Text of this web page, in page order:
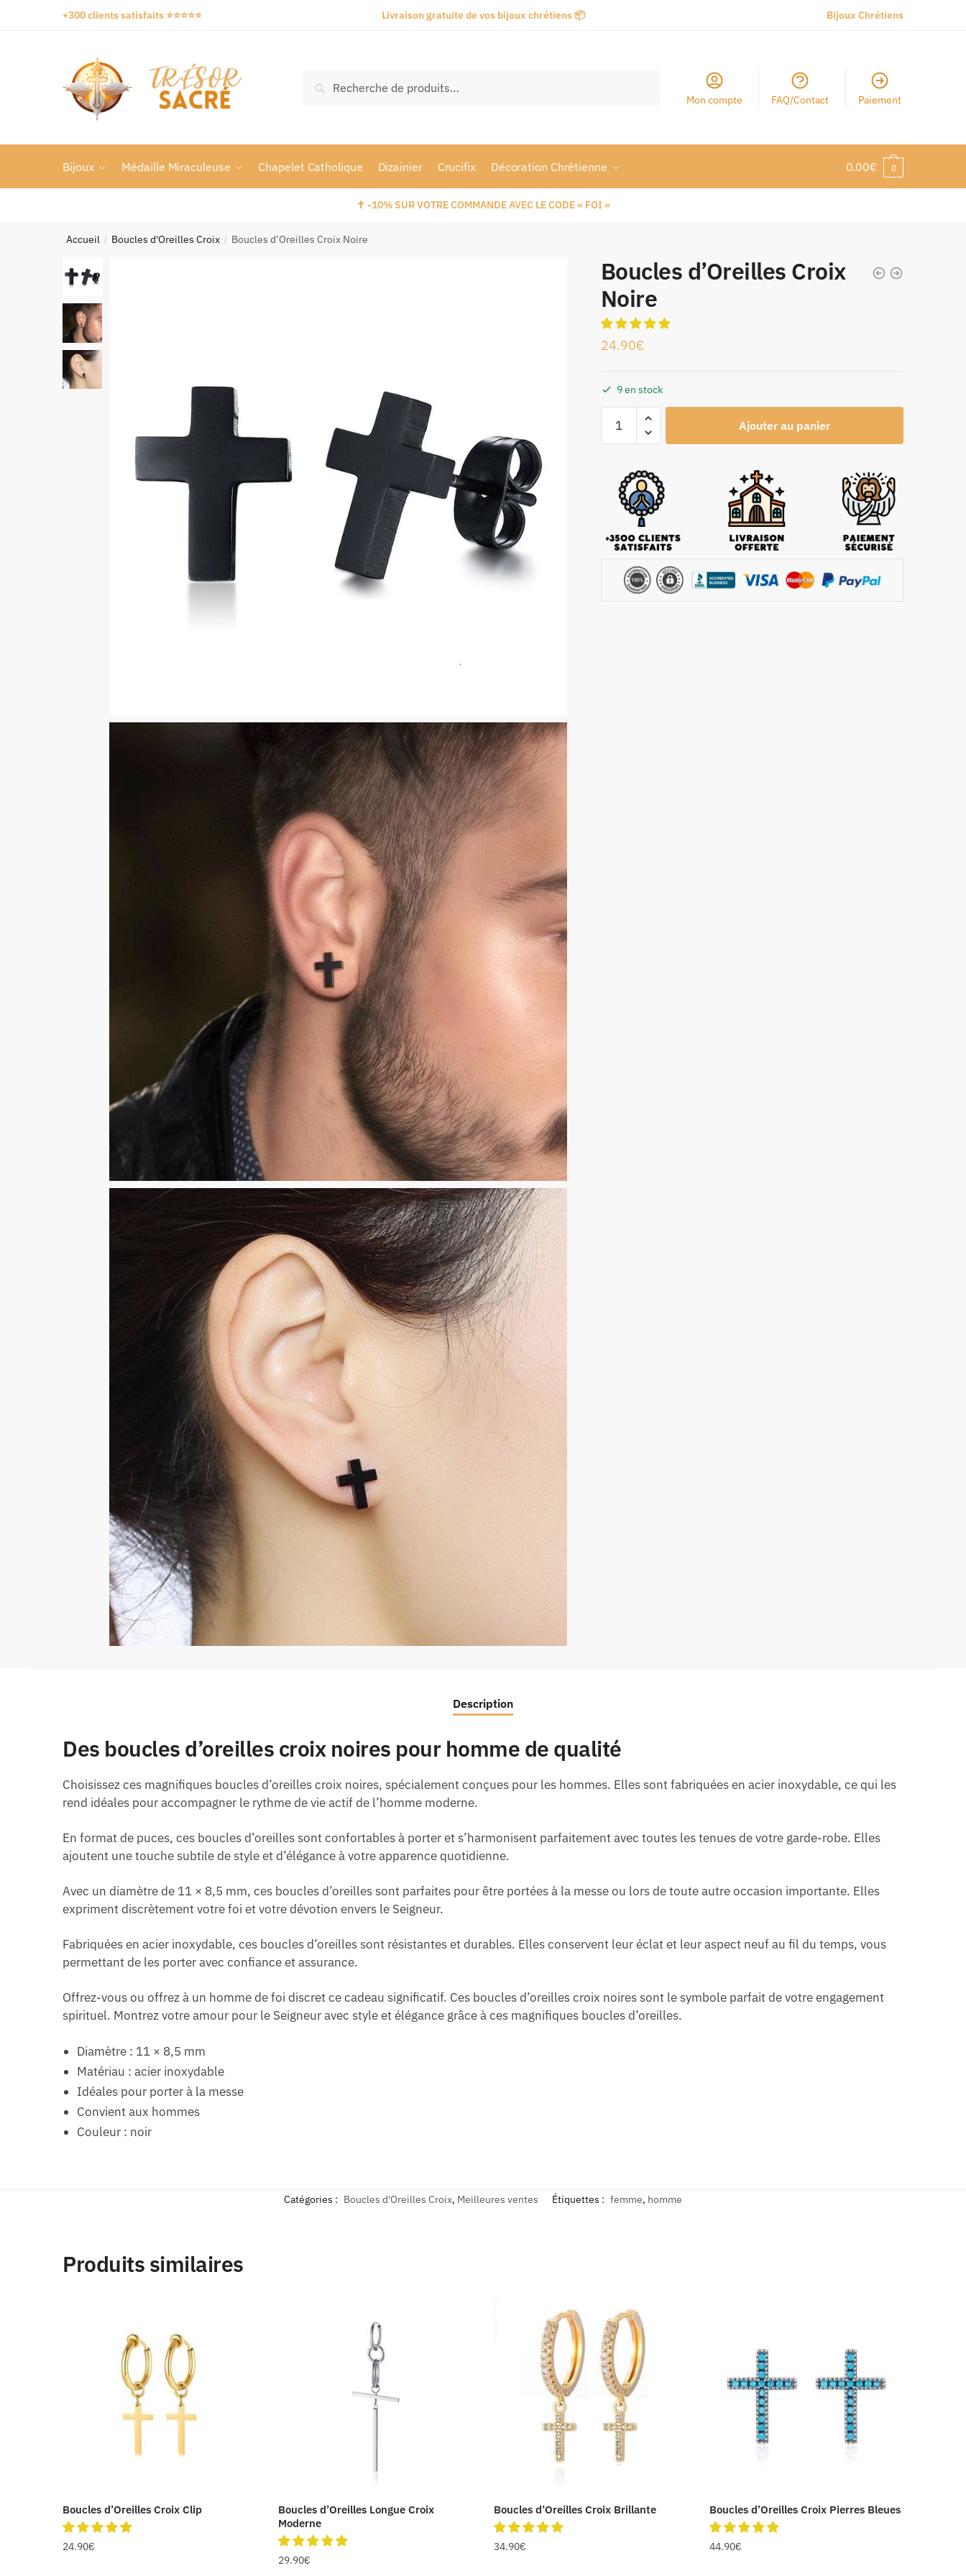
+300 clients satisfaits ⭐️⭐️⭐️⭐️⭐️ Livraison gratuite de vos bijoux chrétiens 📦 Bijoux Chrétiens
Recherche
Mon compte FAQ/Contact Paiement
Bijoux Médaille Miraculeuse Chapelet Catholique Dizainier Crucifix Décoration Chrétienne 0.00€ 0
✝️ -10% SUR VOTRE COMMANDE AVEC LE CODE « FOI »
Accueil / Boucles d'Oreilles Croix / Boucles d’Oreilles Croix Noire
Boucles d’Oreilles Croix
Noire
24.90€
9 en stock
Ajouter au panier
Description
Des boucles d’oreilles croix noires pour homme de qualité
Choisissez ces magnifiques boucles d’oreilles croix noires, spécialement conçues pour les hommes. Elles sont fabriquées en acier inoxydable, ce qui les
rend idéales pour accompagner le rythme de vie actif de l’homme moderne.
En format de puces, ces boucles d’oreilles sont confortables à porter et s’harmonisent parfaitement avec toutes les tenues de votre garde-robe. Elles
ajoutent une touche subtile de style et d’élégance à votre apparence quotidienne.
Avec un diamètre de 11 × 8,5 mm, ces boucles d’oreilles sont parfaites pour être portées à la messe ou lors de toute autre occasion importante. Elles
expriment discrètement votre foi et votre dévotion envers le Seigneur.
Fabriquées en acier inoxydable, ces boucles d’oreilles sont résistantes et durables. Elles conservent leur éclat et leur aspect neuf au fil du temps, vous
permettant de les porter avec confiance et assurance.
Offrez-vous ou offrez à un homme de foi discret ce cadeau significatif. Ces boucles d’oreilles croix noires sont le symbole parfait de votre engagement
spirituel. Montrez votre amour pour le Seigneur avec style et élégance grâce à ces magnifiques boucles d’oreilles.
Diamètre : 11 × 8,5 mm
Matériau : acier inoxydable
Idéales pour porter à la messe
Convient aux hommes
Couleur : noir
Catégories : Boucles d'Oreilles Croix, Meilleures ventes Étiquettes : femme, homme
Produits similaires
Boucles d’Oreilles Croix Clip
24.90€
Boucles d’Oreilles Longue Croix
Moderne
29.90€
Boucles d’Oreilles Croix Brillante
34.90€
Boucles d’Oreilles Croix Pierres Bleues
44.90€